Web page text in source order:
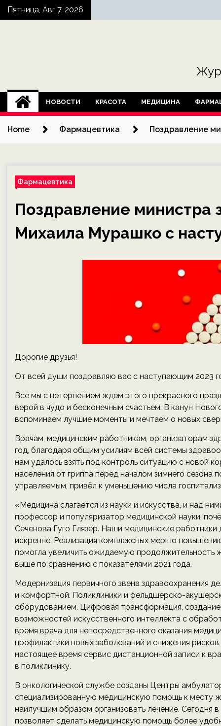
SkipПятница, Авг 7, 2026
НОВОСТИ КРАСОТА МЕДИЦИНА
Home Фармацевтика Поздравление
Фармацевтика
Поздравление министра
Михаила Мурашко с
Дорогие друзья!
От всей души поздравляю вас с наступающим 2023
Все мы с нетерпением ждем этого прекрасного
верой в чудо и бесконечным счастьем. В канун
вспоминаем лучшие моменты и мечтаем о новых
Врачам, медицинским работникам, организаторам
год, благодаря общим усилиям всей системы
нам удалось взять под контроль ситуацию с новой
населения от гриппа перед началом зимнего сезона
управляемым, привёл к уменьшению числа
«Медицина слагается из науки и искусства, и над
профессор и популяризатор медицинской науки,
Сеченова Гуго Глязер. Наши медицинские
искренне. Реализация комплексных мер по
помогла увеличить ожидаемую продолжительность
выше по сравнению с показателями 2021 года.
Модернизация первичного звена здравоохранения
и комфортной. Поликлиники и фельдшерско-
оборудованием. Цифровая трансформация,
возможностей искусственного интеллекта с
время врача для непосредственного оказания
профилактики новых заболеваний и снижения
настоящее время сервис дистанционной записи к
в поликлинику.
В онкологической службе созданы Центры
специализированную медицинскую помощь к месту
наилучшим образом организовать лечение. Сегодня
позволяет сделать медицинскую помощь более